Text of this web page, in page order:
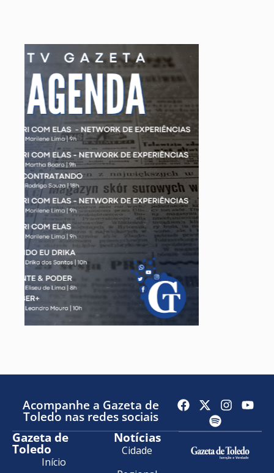
Acompanhe a Gazeta de
Toledo nas redes sociais
Gazeta de
Toledo
Início
Notícias
Cidade